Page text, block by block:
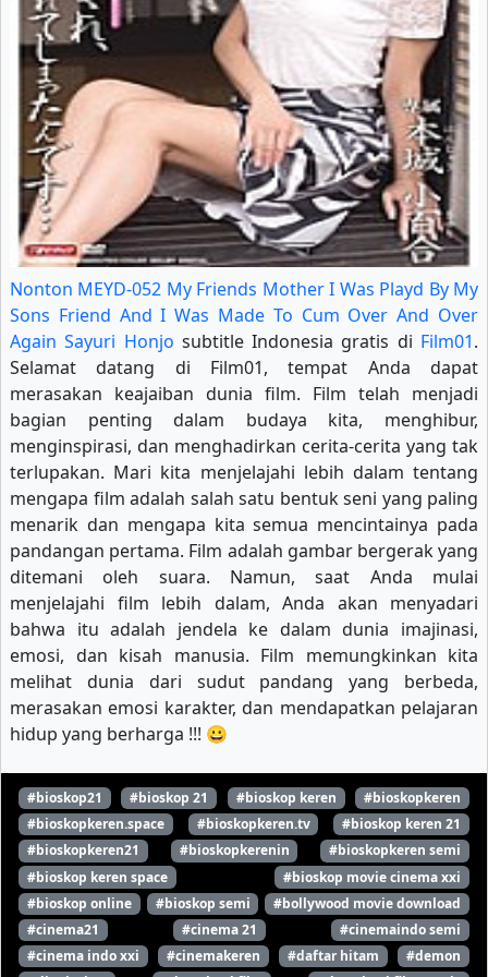
Nonton MEYD-052 My Friends Mother I Was Playd By My
Sons Friend And I Was Made To Cum Over And Over
Again Sayuri Honjo subtitle Indonesia gratis di Film01.
Selamat datang di Film01, tempat Anda dapat
merasakan keajaiban dunia film. Film telah menjadi
bagian penting dalam budaya kita, menghibur,
menginspirasi, dan menghadirkan cerita-cerita yang tak
terlupakan. Mari kita menjelajahi lebih dalam tentang
mengapa film adalah salah satu bentuk seni yang paling
menarik dan mengapa kita semua mencintainya pada
pandangan pertama. Film adalah gambar bergerak yang
ditemani oleh suara. Namun, saat Anda mulai
menjelajahi film lebih dalam, Anda akan menyadari
bahwa itu adalah jendela ke dalam dunia imajinasi,
emosi, dan kisah manusia. Film memungkinkan kita
melihat dunia dari sudut pandang yang berbeda,
merasakan emosi karakter, dan mendapatkan pelajaran
hidup yang berharga !!! 😀
#bioskop21 #bioskop 21 #bioskop keren
#bioskopkeren
#bioskopkeren.space
#bioskopkeren.tv
#bioskop keren 21
#bioskopkeren21
#bioskopkerenin
#bioskopkeren semi
#bioskop keren space
#bioskop movie cinema xxi
#bioskop online
#bioskop semi
#bollywood movie download
#cinema21
#cinema 21
#cinemaindo semi
#cinema indo xxi
#cinemakeren #daftar hitam
#demon